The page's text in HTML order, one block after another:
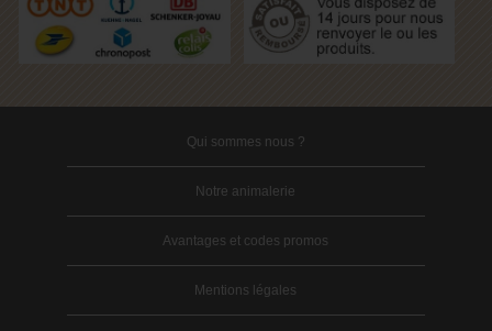
Qui sommes nous ?
Notre animalerie
Avantages et codes promos
Mentions légales